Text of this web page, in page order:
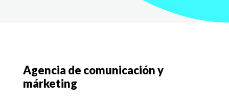
Agencia de comunicación y
márketing